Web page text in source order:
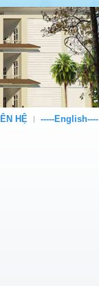
HỆ
-----English----